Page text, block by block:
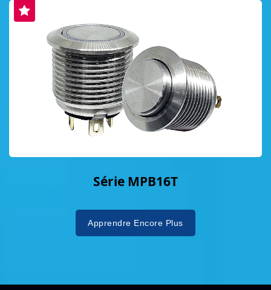
Série MPB16T
Apprendre Encore Plus